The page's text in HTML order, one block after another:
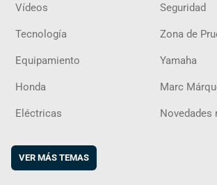
Vídeos Seguridad
Tecnología Zona de
Equipamiento Yamaha
Honda Marc
Eléctricas Novedades
VER MÁS TEMAS